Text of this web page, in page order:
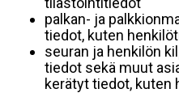
palkan- ja
tiedot, kuten
seuran ja henkilön
tiedot sekä muut
kerätyt tiedot, kuten